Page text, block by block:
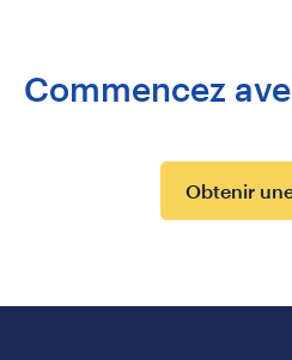
Commencez
Obtenir